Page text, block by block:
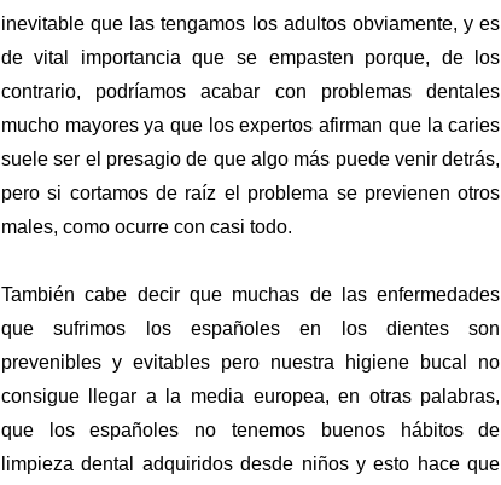
inevitable que las tengamos los adultos obviamente, y es
de vital importancia que se empasten porque, de los
contrario, podríamos acabar con problemas dentales
mucho mayores ya que los expertos afirman que la caries
suele ser el presagio de que algo más puede venir detrás,
pero si cortamos de raíz el problema se previenen otros
males, como ocurre con casi todo.
También cabe decir que muchas de las enfermedades
que sufrimos los españoles en los dientes son
prevenibles y evitables pero nuestra higiene bucal no
consigue llegar a la media europea, en otras palabras,
que los españoles no tenemos buenos hábitos de
limpieza dental adquiridos desde niños y esto hace que